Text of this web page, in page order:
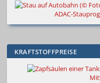
ADAC-
KRAFTSTOFFPREISE